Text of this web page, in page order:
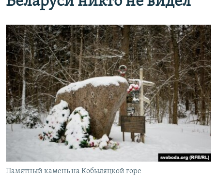
Памятный камень на Кобыляцкой горе